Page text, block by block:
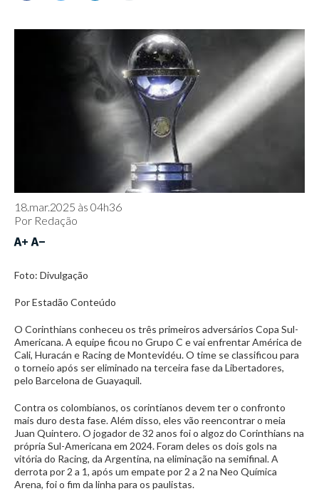
18.mar.2025 às 04h36
Por Redação
Foto: Divulgação
Por Estadão Conteúdo
O Corinthians conheceu os três primeiros adversários Copa Sul-
Americana. A equipe ficou no Grupo C e vai enfrentar América de
Cali, Huracán e Racing de Montevidéu. O time se classificou para
o torneio após ser eliminado na terceira fase da Libertadores,
pelo Barcelona de Guayaquil.
Contra os colombianos, os corintianos devem ter o confronto
mais duro desta fase. Além disso, eles vão reencontrar o meia
Juan Quintero. O jogador de 32 anos foi o algoz do Corinthians na
própria Sul-Americana em 2024. Foram deles os dois gols na
vitória do Racing, da Argentina, na eliminação na semifinal. A
derrota por 2 a 1, após um empate por 2 a 2 na Neo Química
Arena, foi o fim da linha para os paulistas.